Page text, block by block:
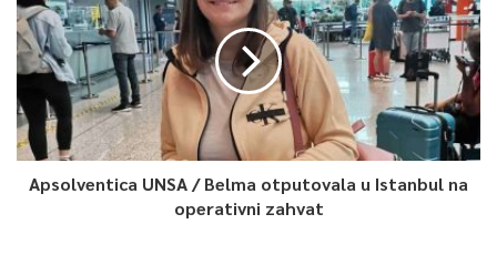
Apsolventica UNSA / Belma otputovala u Istanbul na
operativni zahvat